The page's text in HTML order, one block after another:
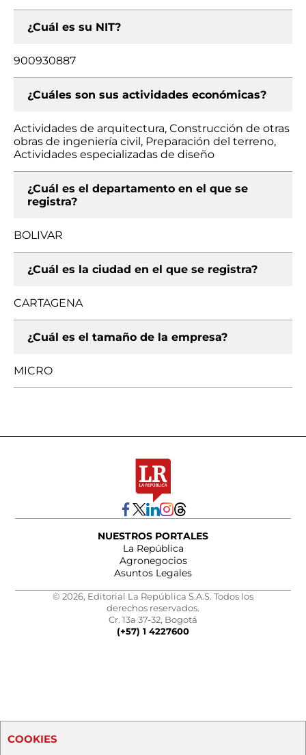
¿Cuál es su NIT?
900930887
¿Cuáles son sus actividades económicas?
Actividades de arquitectura, Construcción de otras
obras de ingeniería civil, Preparación del terreno,
Actividades especializadas de diseño
¿Cuál es el departamento en el que se
registra?
BOLIVAR
¿Cuál es la ciudad en el que se registra?
CARTAGENA
¿Cuál es el tamaño de la empresa?
MICRO
NUESTROS PORTALES
La República
Agronegocios
Asuntos Legales
© 2026, Editorial La República S.A.S. Todos los
derechos reservados.
Cr. 13a 37-32, Bogotá
(+57) 1 4227600
COOKIES